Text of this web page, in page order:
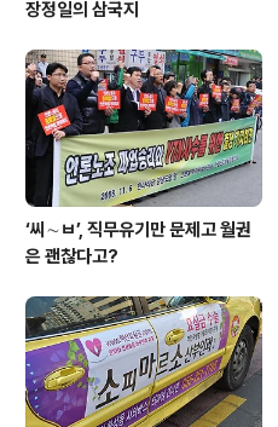
장정일의 삼국지
‘씨∼ㅂ’, 직무유기만 문제고 월권
은 괜찮다고?